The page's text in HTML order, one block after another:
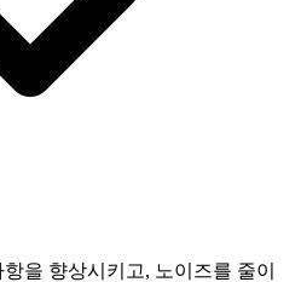
을 향상시키고, 노이즈를 줄이